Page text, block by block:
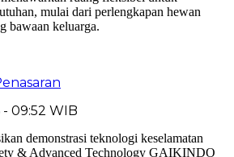
09:52 WIB